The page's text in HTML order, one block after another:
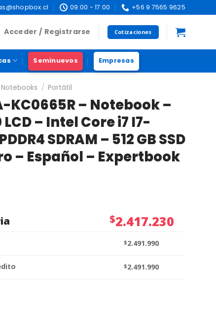
09:00 - 17:00 +56 9 7565 9625
Acceder / Registrarse Cotizaciones
Seminuevos Empresas
Notebooks / Portátil
KC0665R – Notebook –
LCD – Intel Core i7 I7-
SDRAM – 512 GB SSD
– Español – Expertbook
$2.417.230
$2.491.990
$2.491.990